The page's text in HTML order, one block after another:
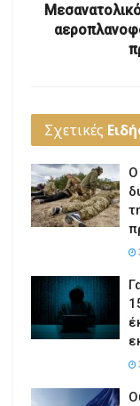
Σχετικές
Ο